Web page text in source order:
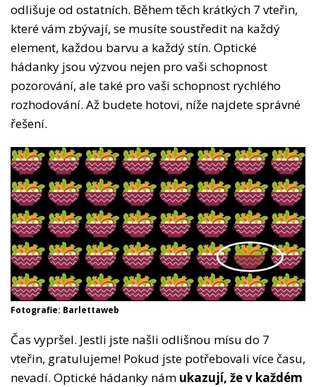
odlišuje od ostatních. Během těch krátkých 7 vteřin,
které vám zbývají, se musíte soustředit na každý
element, každou barvu a každý stín. Optické
hádanky jsou výzvou nejen pro vaši schopnost
pozorování, ale také pro vaši schopnost rychlého
rozhodování. Až budete hotovi, níže najdete správné
řešení.
Fotografie: Barlettaweb
Čas vypršel. Jestli jste našli odlišnou mísu do 7
vteřin, gratulujeme! Pokud jste potřebovali více času,
nevadí. Optické hádanky nám ukazují, že v každém